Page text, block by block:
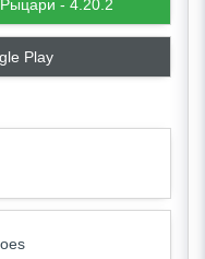
- 4.20.2
Play